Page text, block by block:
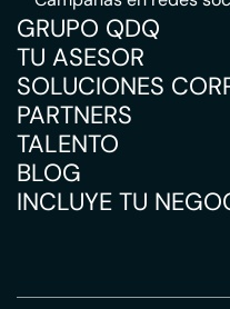
GRUPO QDQ
TU ASESOR
SOLUCIONES
PARTNERS
TALENTO
BLOG
INCLUYE TU